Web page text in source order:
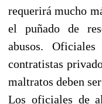
requerirá mucho
el puñado de
abusos.
contratistas
maltratos deben
Los oficiales de